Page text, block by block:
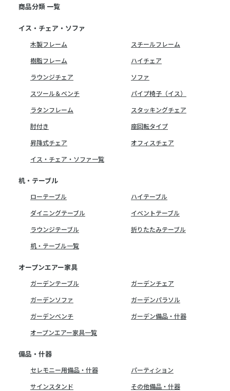
商品分類 一覧
イス・チェア・ソファ
木製フレーム
スチールフレーム
樹脂フレーム
ハイチェア
ラウンジチェア
ソファ
スツール＆ベンチ
パイプ椅子（イス）
ラタンフレーム
スタッキングチェア
肘付き
座回転タイプ
昇降式チェア
オフィスチェア
イス・チェア・ソファ一覧
机・テーブル
ローテーブル
ハイテーブル
ダイニングテーブル
イベントテーブル
ラウンジテーブル
折りたたみテーブル
机・テーブル一覧
オープンエアー家具
ガーデンテーブル
ガーデンチェア
ガーデンソファ
ガーデンパラソル
ガーデンベンチ
ガーデン備品・什器
オープンエアー家具一覧
備品・什器
セレモニー用備品・什器
パーティション
サインスタンド
その他備品・什器